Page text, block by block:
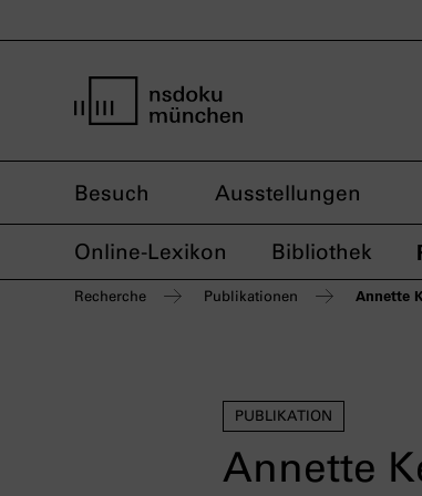
Besuch Ausstellungen
Online-Lexikon Bibliothek
Recherche Publikationen Annette
PUBLIKATION
Annette